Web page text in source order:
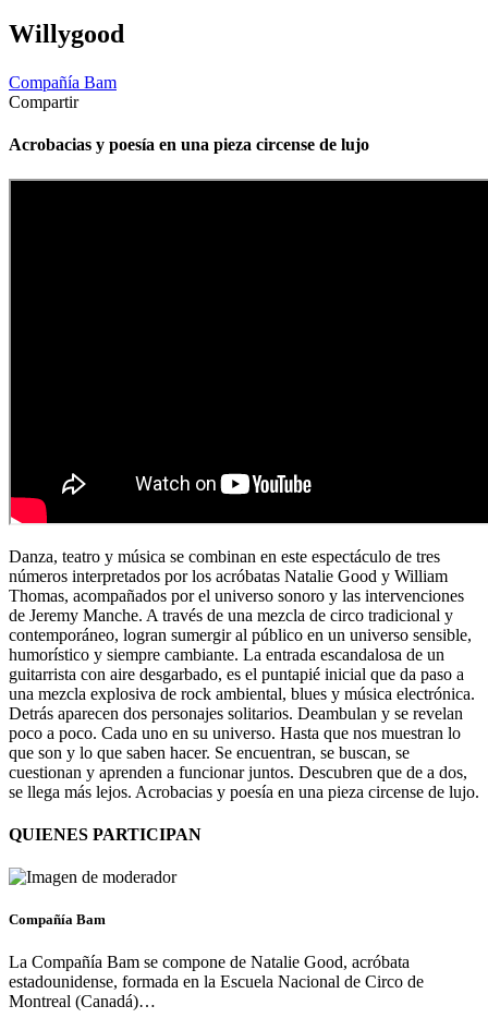
Willygood
Compañía Bam
Compartir
Acrobacias y poesía en una pieza circense de lujo
Danza, teatro y música se combinan en este espectáculo de tres
números interpretados por los acróbatas Natalie Good y William
Thomas, acompañados por el universo sonoro y las intervenciones
de Jeremy Manche. A través de una mezcla de circo tradicional y
contemporáneo, logran sumergir al público en un universo sensible,
humorístico y siempre cambiante. La entrada escandalosa de un
guitarrista con aire desgarbado, es el puntapié inicial que da paso a
una mezcla explosiva de rock ambiental, blues y música electrónica.
Detrás aparecen dos personajes solitarios. Deambulan y se revelan
poco a poco. Cada uno en su universo. Hasta que nos muestran lo
que son y lo que saben hacer. Se encuentran, se buscan, se
cuestionan y aprenden a funcionar juntos. Descubren que de a dos,
se llega más lejos. Acrobacias y poesía en una pieza circense de lujo.
QUIENES PARTICIPAN
Compañía Bam
La Compañía Bam se compone de Natalie Good, acróbata
estadounidense, formada en la Escuela Nacional de Circo de
Montreal (Canadá)…